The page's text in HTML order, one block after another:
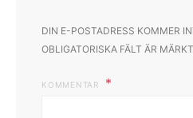
DIN E-POSTADRESS KOMMER
OBLIGATORISKA FÄLT ÄR
KOMMENTAR